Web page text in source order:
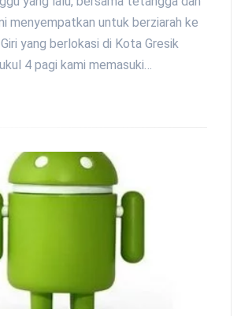
menyempatkan untuk berziarah ke
yang berlokasi di Kota Gresik
4 pagi kami memasuki…